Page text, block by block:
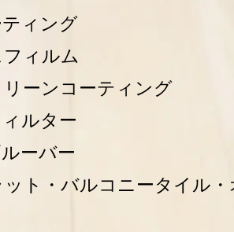
ィング
ィルム
ーンコーティング
ルター
ーバー
ト・バルコニータイル・